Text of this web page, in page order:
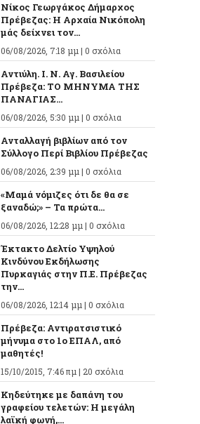
Νίκος Γεωργάκος Δήμαρχος
Πρέβεζας: Η Αρχαία Νικόπολη
μάς δείχνει τον...
06/08/2026, 7:18 μμ | 0 σχόλια
Αντιύλη. Ι. Ν. Αγ. Βασιλείου
Πρέβεζα: ΤΟ ΜΗΝΥΜΑ ΤΗΣ
ΠΑΝΑΓΙΑΣ...
06/08/2026, 5:30 μμ | 0 σχόλια
Ανταλλαγή βιβλίων από τον
Σύλλογο Περί Βιβλίου Πρέβεζας
06/08/2026, 2:39 μμ | 0 σχόλια
«Μαμά νόμιζες ότι δε θα σε
ξαναδώ;» – Τα πρώτα...
06/08/2026, 12:28 μμ | 0 σχόλια
Έκτακτο Δελτίο Υψηλού
Κινδύνου Εκδήλωσης
Πυρκαγιάς στην Π.Ε. Πρέβεζας
την...
06/08/2026, 12:14 μμ | 0 σχόλια
Πρέβεζα: Αντιρατσιστικό
μήνυμα στο 1ο ΕΠΑΛ, από
μαθητές!
15/10/2015, 7:46 πμ | 20 σχόλια
Κηδεύτηκε με δαπάνη του
γραφείου τελετών: Η μεγάλη
λαϊκή φωνή,...